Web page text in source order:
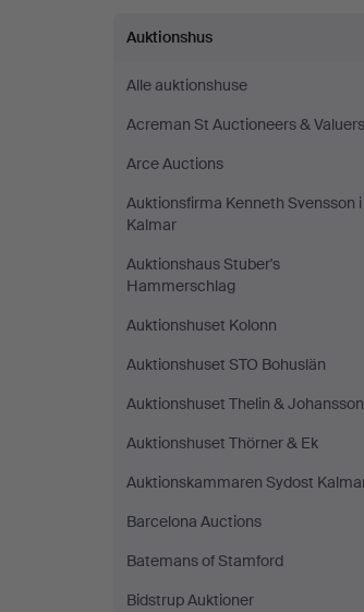
Auktionshus
Alle auktionshuse
Acreman St Auctioneers & Valuers
Arce Auctions
Auktionsfirma Kenneth Svensson i
Kalmar
Auktionshaus Stuber's
Hammerschlag
Auktionshuset Kolonn
Auktionshuset STO Bohuslän
Auktionshuset Thelin & Johansson
Auktionshuset Thörner & Ek
Auktionskammaren Sydost
Barcelona Auctions
Batemans of Stamford
Bidstrup Auktioner